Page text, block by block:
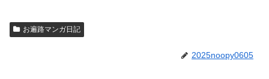
お遍路マンガ日記
2025noopy0605